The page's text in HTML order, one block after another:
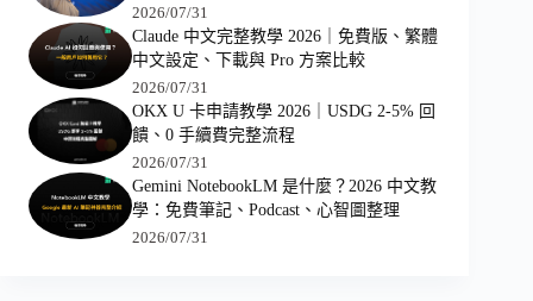
2026/07/31
Claude 中文完整教學 2026｜免費版、繁體
中文設定、下載與 Pro 方案比較
2026/07/31
OKX U 卡申請教學 2026｜USDG 2-5% 回
饋、0 手續費完整流程
2026/07/31
Gemini NotebookLM 是什麼？2026 中文教
學：免費筆記、Podcast、心智圖整理
2026/07/31